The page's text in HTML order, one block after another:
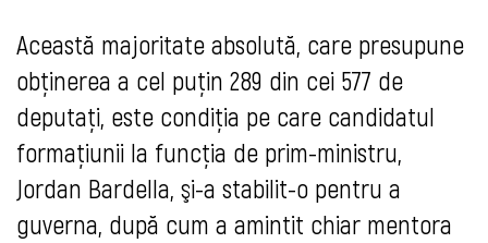
Această majoritate absolută, care presupune
obţinerea a cel puţin 289 din cei 577 de
deputaţi, este condiţia pe care candidatul
formaţiunii la funcţia de prim-ministru,
Jordan Bardella, şi-a stabilit-o pentru a
guverna, după cum a amintit chiar mentora